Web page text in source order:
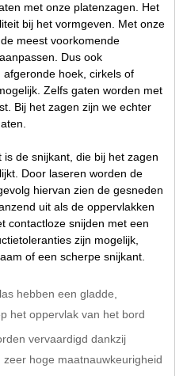
met onze platenzagen. Het
bij het vormgeven. Met onze
meest voorkomende
Dus ook
hoek, cirkels of
Zelfs gaten worden met
Bij het zagen zijn we echter
de snijkant, die bij het zagen
Door laseren worden de
hiervan zien de gesneden
uit als de oppervlakken
contactloze snijden met een
zijn mogelijk,
of een scherpe snijkant.
hebben een gladde,
het oppervlak van het bord
vervaardigd dankzij
hoge maatnauwkeurigheid